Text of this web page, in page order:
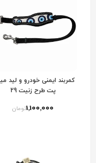
کمربند ایمنی خودرو و لید
پت طرح زنیت 29
1٬100٬000تومان